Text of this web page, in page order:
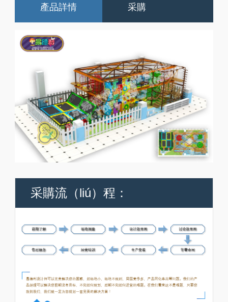
產品詳情 采購
采購流（liú）程：